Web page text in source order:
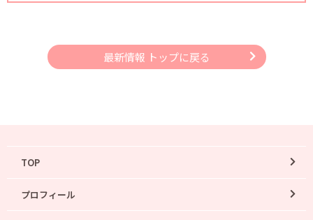
最新情報 トップに戻る
TOP
プロフィール